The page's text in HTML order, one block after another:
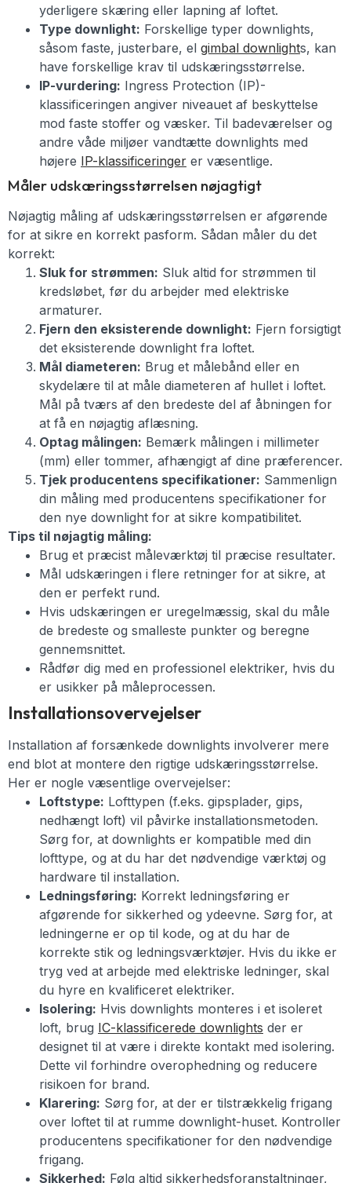
yderligere skæring eller lapning af loftet.
Type downlight: Forskellige typer downlights,
såsom faste, justerbare, el gimbal downlights, kan
have forskellige krav til udskæringsstørrelse.
IP-vurdering: Ingress Protection (IP)-
klassificeringen angiver niveauet af beskyttelse
mod faste stoffer og væsker. Til badeværelser og
andre våde miljøer vandtætte downlights med
højere IP-klassificeringer er væsentlige.
Måler udskæringsstørrelsen nøjagtigt
Nøjagtig måling af udskæringsstørrelsen er afgørende
for at sikre en korrekt pasform. Sådan måler du det
korrekt:
Sluk for strømmen: Sluk altid for strømmen til
kredsløbet, før du arbejder med elektriske
armaturer.
Fjern den eksisterende downlight: Fjern forsigtigt
det eksisterende downlight fra loftet.
Mål diameteren: Brug et målebånd eller en
skydelære til at måle diameteren af hullet i loftet.
Mål på tværs af den bredeste del af åbningen for
at få en nøjagtig aflæsning.
Optag målingen: Bemærk målingen i millimeter
(mm) eller tommer, afhængigt af dine præferencer.
Tjek producentens specifikationer: Sammenlign
din måling med producentens specifikationer for
den nye downlight for at sikre kompatibilitet.
Tips til nøjagtig måling:
Brug et præcist måleværktøj til præcise resultater.
Mål udskæringen i flere retninger for at sikre, at
den er perfekt rund.
Hvis udskæringen er uregelmæssig, skal du måle
de bredeste og smalleste punkter og beregne
gennemsnittet.
Rådfør dig med en professionel elektriker, hvis du
er usikker på måleprocessen.
Installationsovervejelser
Installation af forsænkede downlights involverer mere
end blot at montere den rigtige udskæringsstørrelse.
Her er nogle væsentlige overvejelser:
Loftstype: Lofttypen (f.eks. gipsplader, gips,
nedhængt loft) vil påvirke installationsmetoden.
Sørg for, at downlights er kompatible med din
lofttype, og at du har det nødvendige værktøj og
hardware til installation.
Ledningsføring: Korrekt ledningsføring er
afgørende for sikkerhed og ydeevne. Sørg for, at
ledningerne er op til kode, og at du har de
korrekte stik og ledningsværktøjer. Hvis du ikke er
tryg ved at arbejde med elektriske ledninger, skal
du hyre en kvalificeret elektriker.
Isolering: Hvis downlights monteres i et isoleret
loft, brug IC-klassificerede downlights der er
designet til at være i direkte kontakt med isolering.
Dette vil forhindre overophedning og reducere
risikoen for brand.
Klarering: Sørg for, at der er tilstrækkelig frigang
over loftet til at rumme downlight-huset. Kontroller
producentens specifikationer for den nødvendige
frigang.
Sikkerhed: Følg altid sikkerhedsforanstaltninger,